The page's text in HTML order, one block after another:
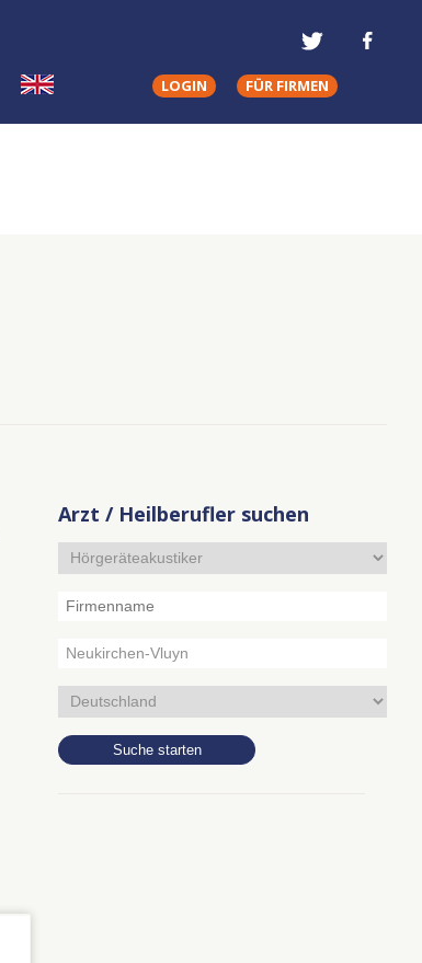
LOGIN FÜR FIRMEN
Arzt / Heilberufler suchen